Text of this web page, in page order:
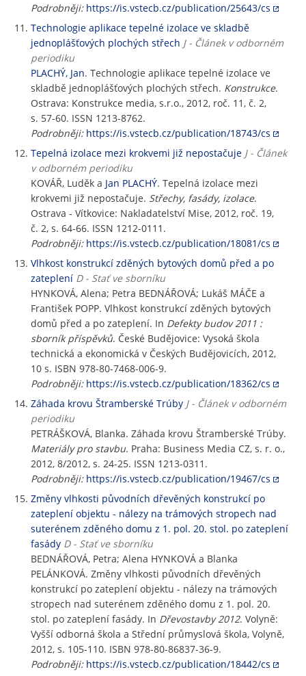
Podrobněji: https://is.vstecb.cz/publication/25643/cs
Technologie aplikace tepelné izolace ve skladbě
jednoplášťových plochých střech J - Článek v odborném
periodiku
PLACHÝ, Jan. Technologie aplikace tepelné izolace ve
skladbě jednoplášťových plochých střech. Konstrukce.
Ostrava: Konstrukce media, s.r.o., 2012, roč. 11, č. 2,
s. 57-60. ISSN 1213-8762.
Podrobněji: https://is.vstecb.cz/publication/18743/cs
Tepelná izolace mezi krokvemi již nepostačuje J - Článek
v odborném periodiku
KOVÁŘ, Luděk a Jan PLACHÝ. Tepelná izolace mezi
krokvemi již nepostačuje. Střechy, fasády, izolace.
Ostrava - Vítkovice: Nakladatelství Mise, 2012, roč. 19,
č. 2, s. 64-66. ISSN 1212-0111.
Podrobněji: https://is.vstecb.cz/publication/18081/cs
Vlhkost konstrukcí zděných bytových domů před a po
zateplení D - Stať ve sborníku
HYNKOVÁ, Alena; Petra BEDNÁŘOVÁ; Lukáš MÁČE a
František POPP. Vlhkost konstrukcí zděných bytových
domů před a po zateplení. In Defekty budov 2011 :
sborník příspěvků. České Budějovice: Vysoká škola
technická a ekonomická v Českých Budějovicích, 2012,
10 s. ISBN 978-80-7468-006-9.
Podrobněji: https://is.vstecb.cz/publication/18362/cs
Záhada krovu Štramberské Trúby J - Článek v odborném
periodiku
PETRÁŠKOVÁ, Blanka. Záhada krovu Štramberské Trúby.
Materiály pro stavbu. Praha: Business Media CZ, s. r. o.,
2012, 8/2012, s. 24-25. ISSN 1213-0311.
Podrobněji: https://is.vstecb.cz/publication/19467/cs
Změny vlhkosti původních dřevěných konstrukcí po
zateplení objektu - nálezy na trámových stropech nad
suterénem zděného domu z 1. pol. 20. stol. po zateplení
fasády D - Stať ve sborníku
BEDNÁŘOVÁ, Petra; Alena HYNKOVÁ a Blanka
PELÁNKOVÁ. Změny vlhkosti původních dřevěných
konstrukcí po zateplení objektu - nálezy na trámových
stropech nad suterénem zděného domu z 1. pol. 20.
stol. po zateplení fasády. In Dřevostavby 2012. Volyně:
Vyšší odborná škola a Střední průmyslová škola, Volyně,
2012, s. 105-110. ISBN 978-80-86837-36-9.
Podrobněji: https://is.vstecb.cz/publication/18442/cs